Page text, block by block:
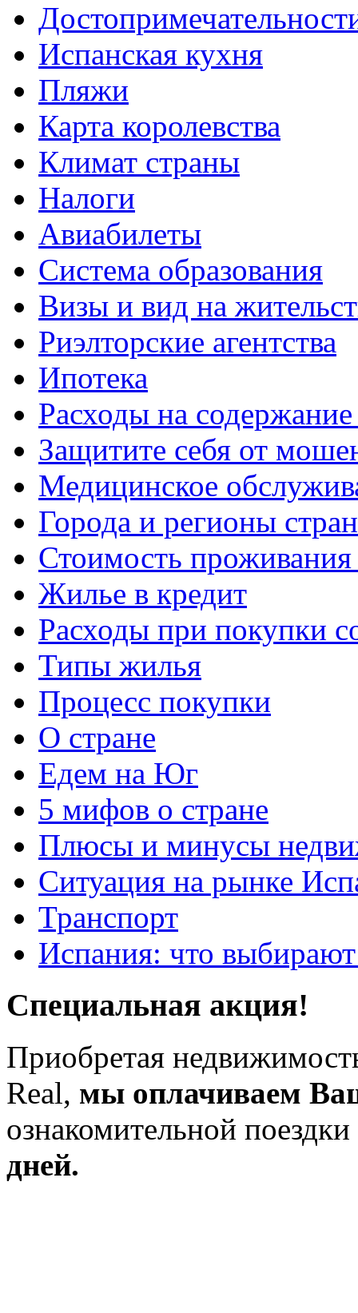
Испанская кухня
Пляжи
Карта королевства
Климат страны
Налоги
Авиабилеты
Система образования
Визы и вид на
Риэлторские агентства
Ипотека
Расходы на
Защитите себя от
Медицинское
Города и регионы
Стоимость проживания
Жилье в кредит
Расходы при покупки
Типы жилья
Процесс покупки
О стране
Едем на Юг
5 мифов о стране
Плюсы и минусы
Ситуация на рынке
Транспорт
Испания: что
Специальная акция!
Приобретая
Real, мы оплачиваем
ознакомительной
дней.